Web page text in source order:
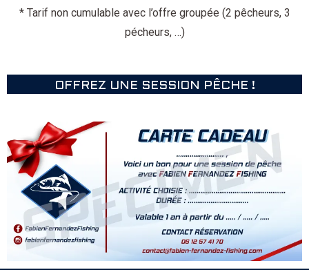
* Tarif non cumulable avec l’offre groupée (2 pêcheurs, 3
pécheurs, …)
OFFREZ UNE SESSION PÊCHE !